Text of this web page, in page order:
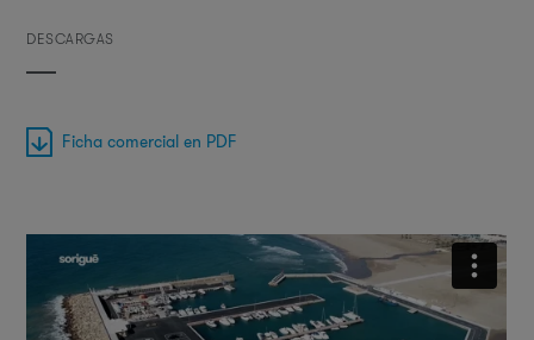
DESCARGAS
Ficha comercial en PDF